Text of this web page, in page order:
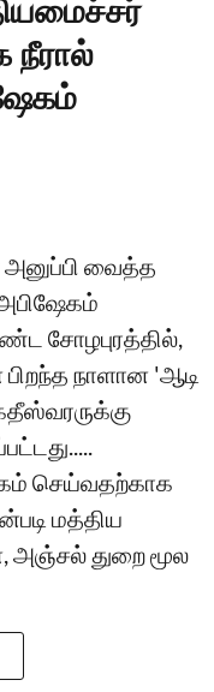
நீரால்
அனுப்பி வைத்த
சோழபுரத்தில்,
நாளான 'ஆடி
செய்வதற்காக
மத்திய
அஞ்சல் துறை மூல